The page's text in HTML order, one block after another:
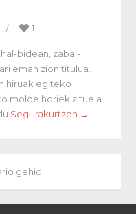
/ 1
bidean, zabal-
eman zion titulua.
hiruak egiteko
molde horiek zituela
Segi irakurtzen →
gehio